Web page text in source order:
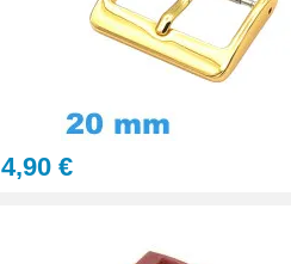
4,90 €